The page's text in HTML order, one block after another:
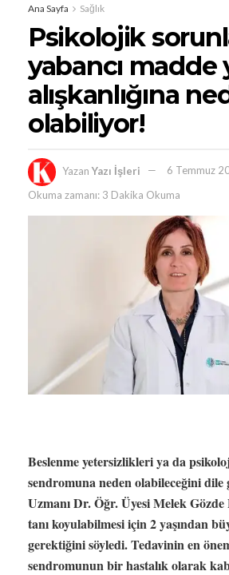
Ana Sayfa Sağlık
Psikolojik
yabancı madde
alışkanlığına
olabiliyor!
Yazan Yazı İşleri
6 Temmuz
Okuma zamanı: 3 Dakika Okuma
Beslenme yetersizlikleri ya da
sendromuna neden olabileceğini
Uzmanı Dr. Öğr. Üyesi Melek
tanı koyulabilmesi için 2 yaşından
gerektiğini söyledi. Tedavinin en
sendromunun bir hastalık olarak